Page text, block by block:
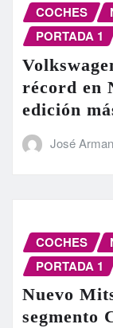
COCHES
PORTADA 1
récord en
edición
José
COCHES
PORTADA 1
Nuevo
segmento